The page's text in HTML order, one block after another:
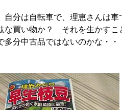
分は自転車で、理恵さんは
買い物か？ それを生かすこ
分中古品ではないのかな・